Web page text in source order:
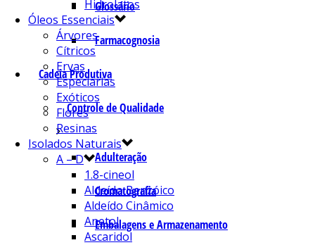
Glossário
Farmacognosia
Cadeia Produtiva
Controle de Qualidade
Adulteração
Cromatografia
Embalagens e Armazenamento
Hidrolatos
Óleos Essenciais
Árvores
Cítricos
Ervas
Especiarias
Exóticos
Flores
Resinas
Isolados Naturais
A – D
1.8-cineol
Aldeído Benzóico
Aldeído Cinâmico
Anetol
Ascaridol